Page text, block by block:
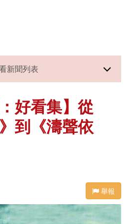
新聞列表
好看集】從
到《濤聲依
舉報